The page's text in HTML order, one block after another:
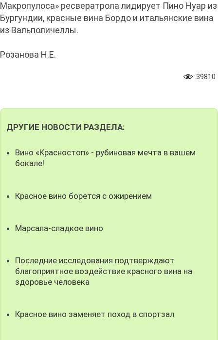
Макропулоса» ресвератрола лидирует Пино Нуар из
Бургундии, красные вина Бордо и итальянские вина
из Вальполичеллы.
Розанова Н.Е.
39810
ДРУГИЕ НОВОСТИ РАЗДЕЛА:
Вино «Красностоп» - рубиновая мечта в вашем
бокале!
Красное вино борется с ожирением
Марсала-сладкое вино
Последние исследования подтверждают
благоприятное воздействие красного вина на
здоровье человека
Красное вино заменяет поход в спортзал